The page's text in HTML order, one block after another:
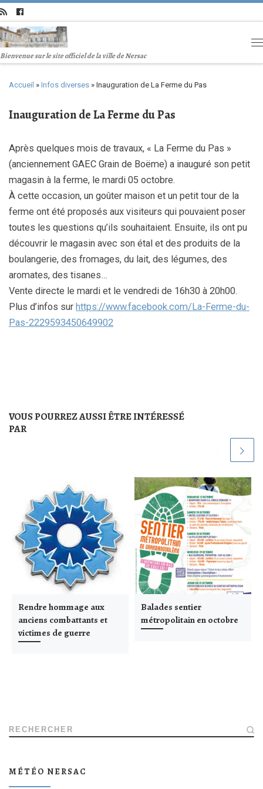
Bienvenue sur le site officiel de la ville de Nersac
Accueil » Infos diverses » Inauguration de La Ferme du Pas
Inauguration de La Ferme du Pas
Après quelques mois de travaux, « La Ferme du Pas »
(anciennement GAEC Grain de Boëme) a inauguré son petit
magasin à la ferme, le mardi 05 octobre.
À cette occasion, un goûter maison et un petit tour de la
ferme ont été proposés aux visiteurs qui pouvaient poser
toutes les questions qu’ils souhaitaient. Ensuite, ils ont pu
découvrir le magasin avec son étal et des produits de la
boulangerie, des fromages, du lait, des légumes, des
aromates, des tisanes…
Vente directe le mardi et le vendredi de 16h30 à 20h00.
Plus d’infos sur https://www.facebook.com/La-Ferme-du-
Pas-2229593450649902
VOUS POURREZ AUSSI ÊTRE INTÉRESSÉ
PAR
Rendre hommage aux
anciens combattants et
victimes de guerre
Balades sentier
métropolitain en octobre
RECHERCHER
MÉTÉO NERSAC